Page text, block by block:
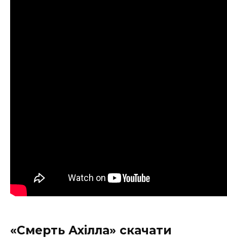
«Смерть Ахілла» скачати